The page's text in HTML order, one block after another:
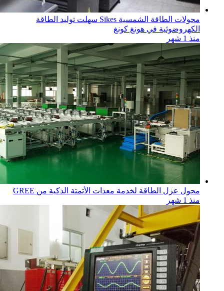
محولات الطاقة الشمسية Sikes سهلت توليد الطاقة
الكهروضوئية في هونغ كونغ
منذ 1 شهر
محول عزل الطاقة لخدمة معدات الأتمتة الذكية من GREE
منذ 1 شهر